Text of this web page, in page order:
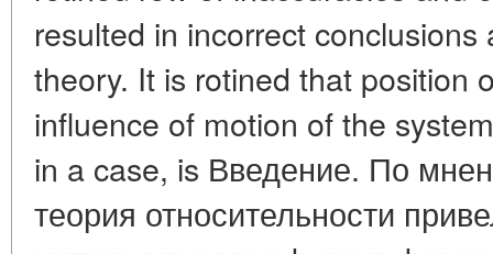
resulted in incorrect
theory. It is rotined that position
influence of motion of the
in a case, is Введение. По
теория относительности